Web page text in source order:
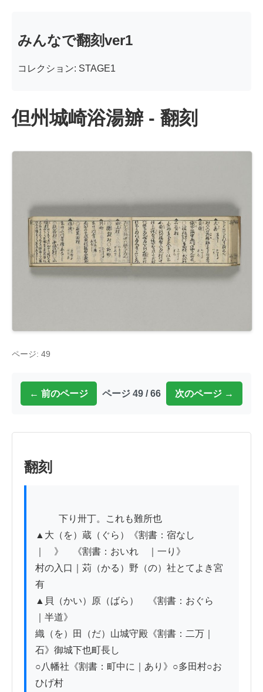
みんなで翻刻ver1
コレクション: STAGE1
但州城崎浴湯辧 - 翻刻
ページ: 49
← 前のページ ページ 49 / 66 次のページ →
翻刻
▲大（を）蔵（ぐら）《割書：宿なし
｜　》　《割書：おいれゟ｜一り》
村の入口｜苅（かる）野（の）社とてよき宮
有
▲貝（かい）原（ばら）　《割書：おぐらゟ
｜半道》
織（を）田（だ）山城守殿《割書：二万｜
石》御城下也町長し
○八幡社《割書：町中に｜あり》○多田村○お
ひげ村